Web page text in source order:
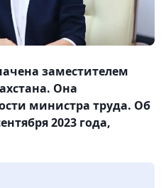
заместителем
Она
министра труда. Об
2023 года,